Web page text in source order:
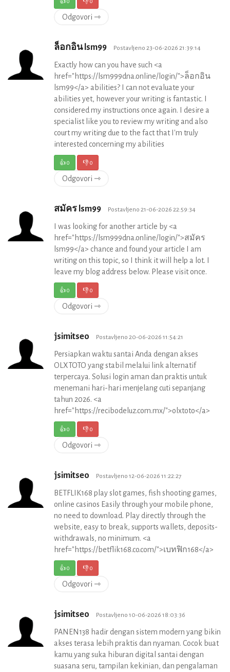
Odgovori ⇾
ล็อกอิน lsm99 Postavljeno 23-06-2026 21:39:14
Exactly how can you have such <a
href="https://lsm999dna.online/login/">ล็อกอิน
lsm99</a> abilities? I can not evaluate your
abilities yet, however your writing is fantastic. I
considered my instructions once again. I desire a
specialist like you to review my writing and also
court my writing due to the fact that I'm truly
interested concerning my abilities
👍0 👎0
Odgovori ⇾
สมัคร lsm99 Postavljeno 21-06-2026 22:59:34
I was looking for another article by <a
href="https://lsm999dna.online/login/">สมัคร
lsm99</a> chance and found your article I am
writing on this topic, so I think it will help a lot. I
leave my blog address below. Please visit once.
👍0 👎0
Odgovori ⇾
jsimitseo Postavljeno 20-06-2026 11:54:21
Persiapkan waktu santai Anda dengan akses
OLXTOTO yang stabil melalui link alternatif
terpercaya. Solusi login aman dan praktis untuk
menemani hari-hari menjelang cuti sepanjang
tahun 2026. <a
href="https://recibodeluz.com.mx/">olxtoto</a>
👍0 👎0
Odgovori ⇾
jsimitseo Postavljeno 12-06-2026 11:22:27
BETFLIK168 play slot games, fish shooting games,
online casinos Easily through your mobile phone,
no need to download. Play directly through the
website, easy to break, supports wallets, deposits-
withdrawals, no minimum. <a
href="https://betflik168.co.com/">เบทฟิก168</a>
👍0 👎0
Odgovori ⇾
jsimitseo Postavljeno 10-06-2026 18:03:36
PANEN138 hadir dengan sistem modern yang bikin
akses terasa lebih praktis dan nyaman. Cocok buat
kamu yang suka hiburan digital santai dengan
suasana seru, tampilan kekinian, dan pengalaman